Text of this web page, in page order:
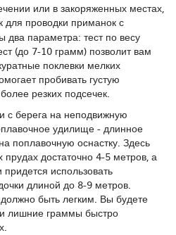
или в закоряженных местах,
для проводки приманок с
два параметра: тест по весу
(до 7-10 грамм) позволит вам
поклевки мелких
пробивать густую
резких подсечек.
с берега на неподвижную
удилище - длинное
поплавочную оснастку. Здесь
достаточно 4-5 метров, а
использовать
длиной до 8-9 метров.
быть легким. Вы будете
лишние граммы быстро